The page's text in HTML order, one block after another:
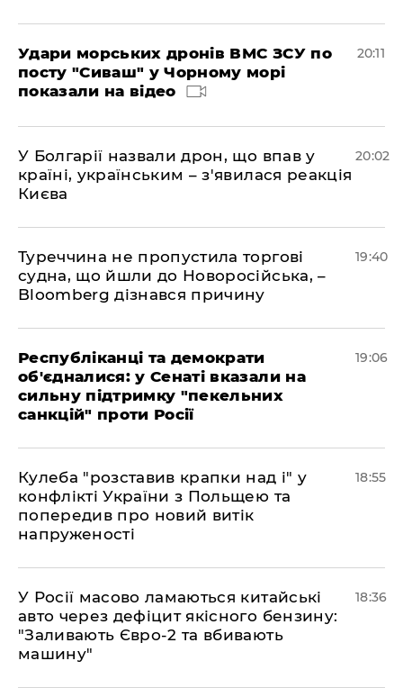
Удари морських дронів ВМС ЗСУ по
посту "Сиваш" у Чорному морі
показали на відео
20:11
У Болгарії назвали дрон, що впав у
країні, українським – з'явилася реакція
Києва
20:02
Туреччина не пропустила торгові
судна, що йшли до Новоросійська, –
Bloomberg дізнався причину
19:40
Республіканці та демократи
об'єдналися: у Сенаті вказали на
сильну підтримку "пекельних
санкцій" проти Росії
19:06
Кулеба "розставив крапки над і" у
конфлікті України з Польщею та
попередив про новий витік
напруженості
18:55
У Росії масово ламаються китайські
авто через дефіцит якісного бензину:
"Заливають Євро-2 та вбивають
машину"
18:36